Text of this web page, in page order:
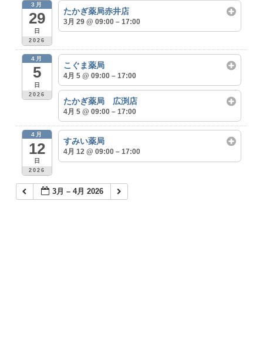
3月
29
日
2026
たかぎ薬局赤井店
3月 29 @ 09:00 – 17:00
4月
5
日
2026
こぐま薬局
4月 5 @ 09:00 – 17:00
たかぎ薬局 広渕店
4月 5 @ 09:00 – 17:00
4月
12
日
2026
すみい薬局
4月 12 @ 09:00 – 17:00
3月 – 4月 2026